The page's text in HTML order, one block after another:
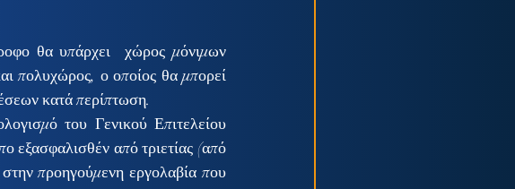
θα υπάρχει  χώρος μόνιμων
πολυχώρος, ο οποίος θα μπορεί
κατά περίπτωση.
του Γενικού Επιτελείου
εξασφαλισθέν από τριετίας (από
προηγούμενη εργολαβία που